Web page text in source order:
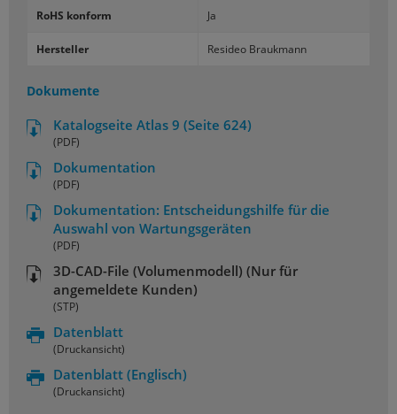
RoHS konform Ja
Hersteller Resideo Braukmann
Dokumente
Katalogseite Atlas 9 (Seite 624)
(PDF)
Dokumentation
(PDF)
Dokumentation: Entscheidungshilfe für die
Auswahl von Wartungsgeräten
(PDF)
3D-CAD-File (Volumenmodell) (Nur für
angemeldete Kunden)
(STP)
Datenblatt
(Druckansicht)
Datenblatt (Englisch)
(Druckansicht)